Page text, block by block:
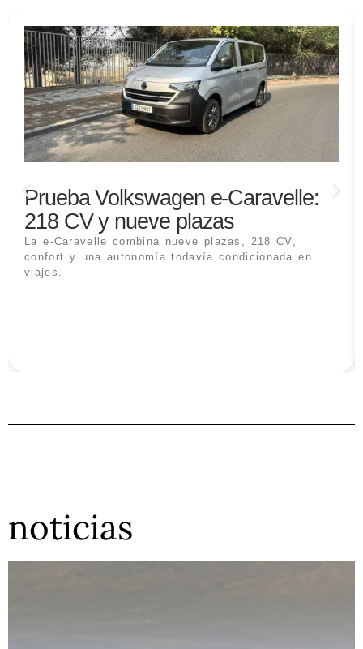
Prueba Volkswagen e-Caravelle:
218 CV y nueve plazas
La e-Caravelle combina nueve plazas, 218 CV,
confort y una autonomía todavía condicionada en
viajes.
noticias